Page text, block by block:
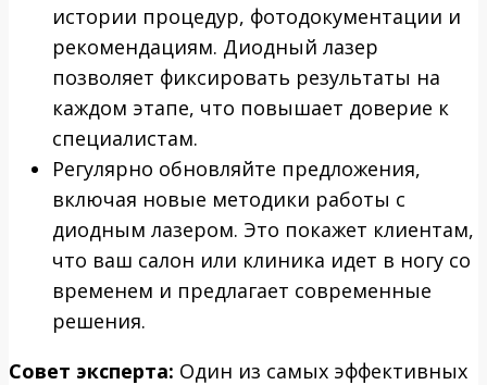
истории процедур, фотодокументации и
рекомендациям. Диодный лазер
позволяет фиксировать результаты на
каждом этапе, что повышает доверие к
специалистам.
Регулярно обновляйте предложения,
включая новые методики работы с
диодным лазером. Это покажет клиентам,
что ваш салон или клиника идет в ногу со
временем и предлагает современные
решения.
Совет эксперта: Один из самых эффективных